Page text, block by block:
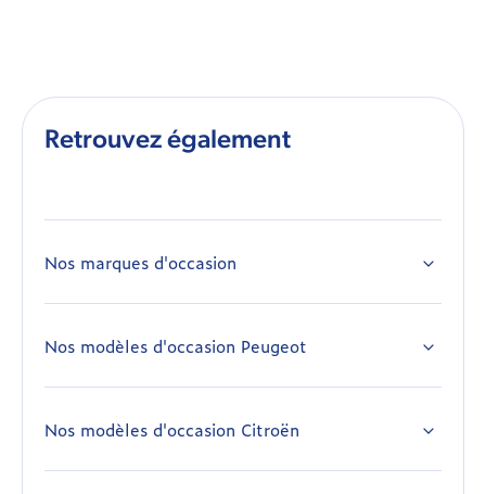
Retrouvez également
Nos marques d'occasion
Nos modèles d'occasion Peugeot
Nos modèles d'occasion Citroën